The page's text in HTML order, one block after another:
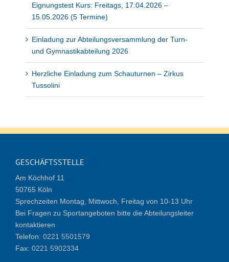
Eignungstest Kurs: Freitags, 17.04.2026 –
15.05.2026 (5 Termine)
Einladung zur Abteilungsversammlung der Turn-
und Gymnastikabteilung 2026
Herzliche Einladung zum Schauturnen – Zirkus
Tussolini
GESCHÄFTSSTELLE
Am Köchhof 11
50765 Köln
Sprechzeiten Montag, Mittwoch, Freitag von 10-13 Uhr
Bei Fragen zu Sportangeboten bitte die Abteilungsleiter
kontaktieren
Telefon: 0221 5501579
Fax: 0221 5902334